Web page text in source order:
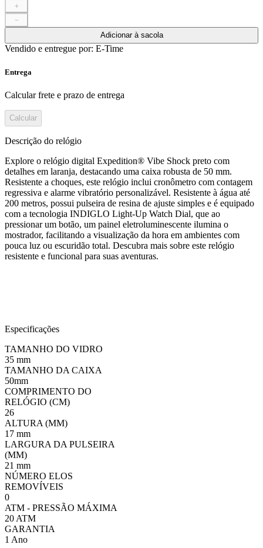
＋
－
Adicionar à sacola
Vendido e entregue por: E-Time
Entrega
Calcular frete e prazo de entrega
Calcular
Descrição do relógio
Explore o relógio digital Expedition® Vibe Shock preto com
detalhes em laranja, destacando uma caixa robusta de 50 mm.
Resistente a choques, este relógio inclui cronômetro com contagem
regressiva e alarme vibratório personalizável. Resistente à água até
200 metros, possui pulseira de resina de ajuste simples e é equipado
com a tecnologia INDIGLO Light-Up Watch Dial, que ao
pressionar um botão, um painel eletroluminescente ilumina o
mostrador, facilitando a visualização da hora em ambientes com
pouca luz ou escuridão total. Descubra mais sobre este relógio
resistente e funcional para suas aventuras.
Especificações
TAMANHO DO VIDRO
35 mm
TAMANHO DA CAIXA
50mm
COMPRIMENTO DO
RELÓGIO (CM)
26
ALTURA (MM)
17 mm
LARGURA DA PULSEIRA
(MM)
21 mm
NÚMERO ELOS
REMOVÍVEIS
0
ATM - PRESSÃO MÁXIMA
20 ATM
GARANTIA
1 Ano